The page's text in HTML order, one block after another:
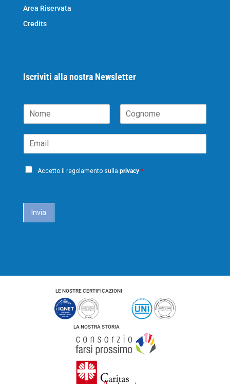
Area Riservata
Credits
Iscriviti alla nostra Newsletter
o
e
o
n
m
e
m
P
Accetto il regolamento sulla privacy *
Invia
LE NOSTRE CERTIFICAZIONI
LA NOSTRA STORIA